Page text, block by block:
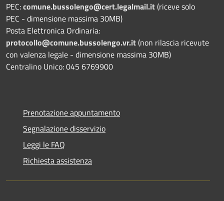
PEC:comune.bussolengo@cert.legalmail.it(riceve solo
PEC - dimensione massima 30MB)
Posta Elettronica Ordinaria:
protocollo@comune.bussolengo.vr.it(non rilascia ricevute
con valenza legale - dimensione massima 30MB)
Centralino Unico: 045 6769900
Prenotazione appuntamento
Segnalazione disservizio
Leggi le FAQ
Richiesta assistenza